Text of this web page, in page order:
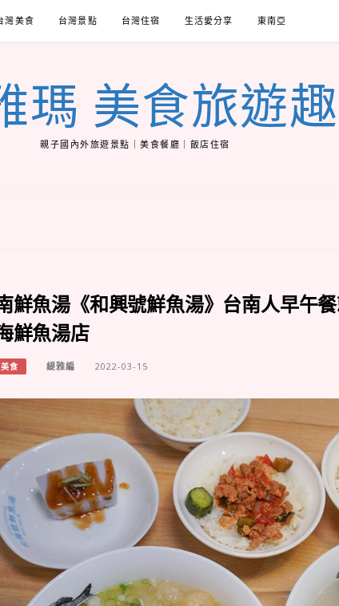
灣美食 台灣景點 台灣住宿 生活愛分享 東南亞
瑪 美食旅遊趣
親子國內外旅遊景點｜美食餐廳｜飯店住宿
鮮魚湯《和興號鮮魚湯》台南人早午
鮮魚湯店
食 緹雅編 2022-03-15